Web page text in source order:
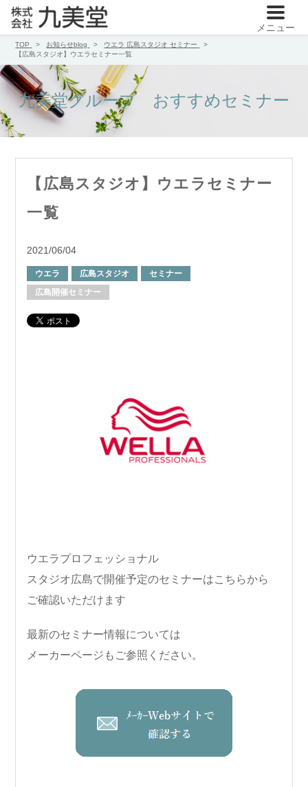
メニュー
TOP お知らせblog ウエラ 広島スタジオ セミナー
【広島スタジオ】ウエラセミナー一覧
九美堂グループ おすすめセミナー
【広島スタジオ】ウエラセミナー
一覧
2021/06/04
ウエラ 広島スタジオ
セミナー
広島開催セミナー
ウエラプロフェッショナル
スタジオ広島で開催予定のセミナーはこちらから
ご確認いただけます
最新のセミナー情報については
メーカーページもご参照ください。